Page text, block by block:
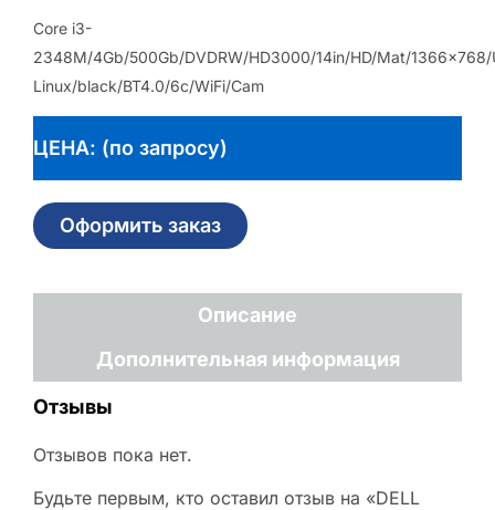
Core i3-
2348M/4Gb/500Gb/DVDRW/HD3000/14in/HD/Mat/1366×768/
Linux/black/BT4.0/6c/WiFi/Cam
ЦЕНА: (по запросу)
Оформить заказ
Описание
Дополнительная информация
Отзывы
Отзывов пока нет.
Будьте первым, кто оставил отзыв на «DELL